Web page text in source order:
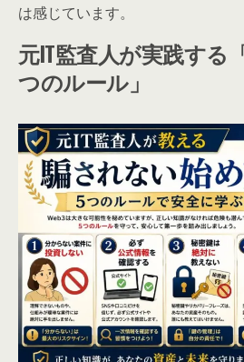
は感じています。
元IT監査人が実践する
つのルール」